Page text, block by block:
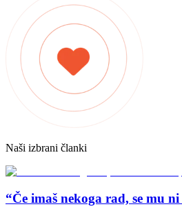
Naši izbrani članki
“Če imaš nekoga rad, se mu